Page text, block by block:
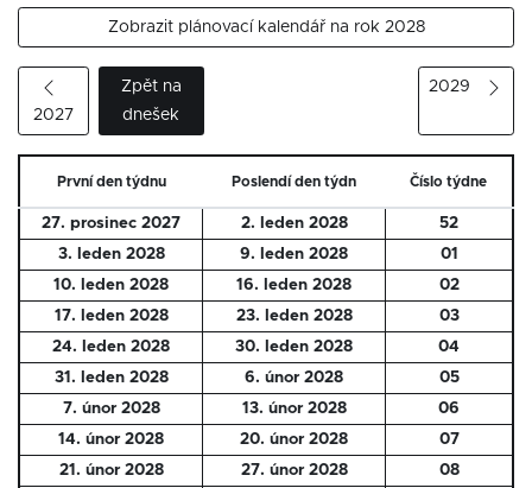
Zobrazit plánovací kalendář na rok 2028
2027
Zpět na
dnešek
2029
První den týdnu Poslendí den týdn Číslo týdne
27. prosinec 2027 2. leden 2028
52
3. leden 2028
9. leden 2028
01
10. leden 2028
16. leden 2028
02
17. leden 2028
23. leden 2028
03
24. leden 2028
30. leden 2028
04
31. leden 2028
6. únor 2028
05
7. únor 2028
13. únor 2028
06
14. únor 2028
20. únor 2028
07
21. únor 2028
27. únor 2028
08